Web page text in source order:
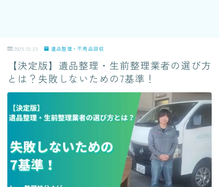
2025.12.23 遺品整理・不用品回収
【決定版】遺品整理・生前整理業者の選び方
とは？失敗しないための7基準！